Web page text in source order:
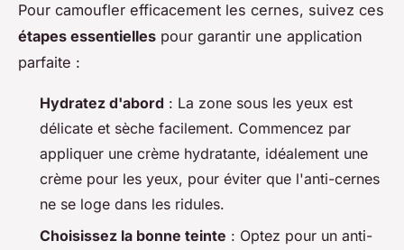
Pour camoufler efficacement les cernes, suivez ces
étapes essentielles pour garantir une application
parfaite :
Hydratez d'abord : La zone sous les yeux est
délicate et sèche facilement. Commencez par
appliquer une crème hydratante, idéalement une
crème pour les yeux, pour éviter que l'anti-cernes
ne se loge dans les ridules.
Choisissez la bonne teinte : Optez pour un anti-